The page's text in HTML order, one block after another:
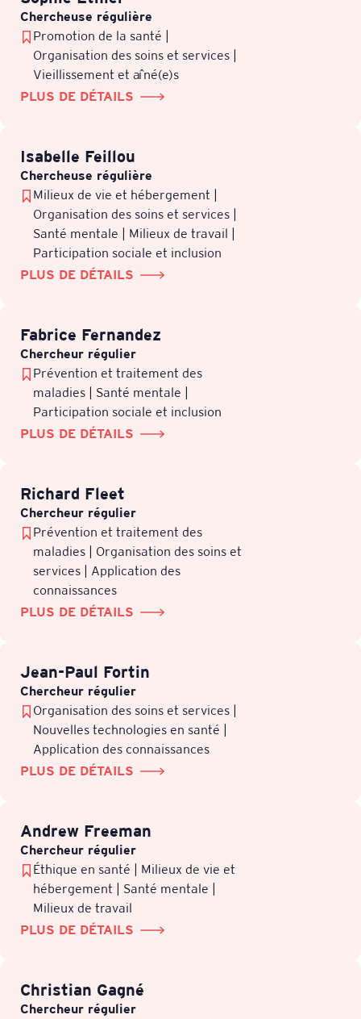
Chercheuse régulière
Promotion de la santé |
Organisation des soins et services |
Vieillissement et aîné(e)s
PLUS DE DÉTAILS
Isabelle Feillou
Chercheuse régulière
Milieux de vie et hébergement |
Organisation des soins et services |
Santé mentale | Milieux de travail |
Participation sociale et inclusion
PLUS DE DÉTAILS
Fabrice Fernandez
Chercheur régulier
Prévention et traitement des
maladies | Santé mentale |
Participation sociale et inclusion
PLUS DE DÉTAILS
Richard Fleet
Chercheur régulier
Prévention et traitement des
maladies | Organisation des soins et
services | Application des
connaissances
PLUS DE DÉTAILS
Jean-Paul Fortin
Chercheur régulier
Organisation des soins et services |
Nouvelles technologies en santé |
Application des connaissances
PLUS DE DÉTAILS
Andrew Freeman
Chercheur régulier
Éthique en santé | Milieux de vie et
hébergement | Santé mentale |
Milieux de travail
PLUS DE DÉTAILS
Christian Gagné
Chercheur régulier